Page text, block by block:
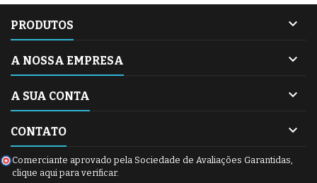
PRODUTOS 
A NOSSA EMPRESA 
A SUA CONTA 
CONTATO 
Comerciante aprovado pela Sociedade de Avaliações Garantidas,
clique aqui para verificar.